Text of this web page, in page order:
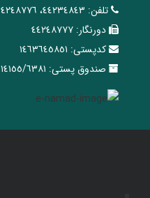
تلفن: ٤٤٢٣٤٨٤٣، ٤٤٢٤٨٧٧٦، ٤٤٢٤٧٦٣١
دورنگار: ٤٤٢٤٨٧٧٧
کدپستی: ١٤٦٣٦٤٥٨٥١
صندوق پستی: ١٤١٥٥/٦٣٨١